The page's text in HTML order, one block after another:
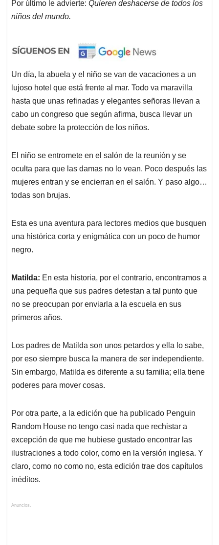
Por último le advierte: Quieren deshacerse de todos los
niños del mundo.
Un día, la abuela y el niño se van de vacaciones a un
lujoso hotel que está frente al mar. Todo va maravilla
hasta que unas refinadas y elegantes señoras llevan a
cabo un congreso que según afirma, busca llevar un
debate sobre la protección de los niños.
El niño se entromete en el salón de la reunión y se
oculta para que las damas no lo vean. Poco después las
mujeres entran y se encierran en el salón. Y paso algo…
todas son brujas.
Esta es una aventura para lectores medios que busquen
una histórica corta y enigmática con un poco de humor
negro.
Matilda: En esta historia, por el contrario, encontramos a
una pequeña que sus padres detestan a tal punto que
no se preocupan por enviarla a la escuela en sus
primeros años.
Los padres de Matilda son unos petardos y ella lo sabe,
por eso siempre busca la manera de ser independiente.
Sin embargo, Matilda es diferente a su familia; ella tiene
poderes para mover cosas.
Por otra parte, a la edición que ha publicado Penguin
Random House no tengo casi nada que rechistar a
excepción de que me hubiese gustado encontrar las
ilustraciones a todo color, como en la versión inglesa. Y
claro, como no como no, esta edición trae dos capítulos
inéditos.
Anuncios.